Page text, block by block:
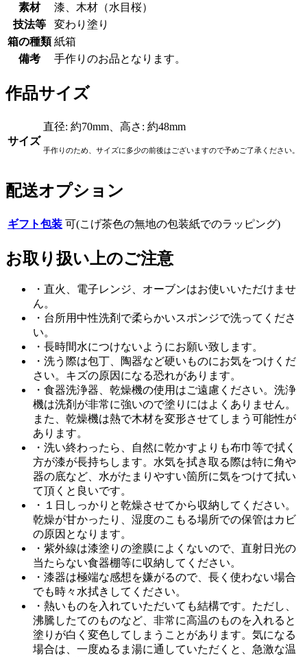
素材
漆、木材（水目桜）
技法等
変わり塗り
箱の種類 紙箱
備考
手作りのお品となります。
作品サイズ
サイズ
直径: 約70mm、高さ: 約48mm
手作りのため、サイズに多少の前後はございますので予めご了承ください。
配送オプション
ギフト包装 可(こげ茶色の無地の包装紙でのラッピング)
お取り扱い上のご注意
・直火、電子レンジ、オーブンはお使いいただけませ
ん。
・台所用中性洗剤で柔らかいスポンジで洗ってくださ
い。
・長時間水につけないようにお願い致します。
・洗う際は包丁、陶器など硬いものにお気をつけくだ
さい。キズの原因になる恐れがあります。
・食器洗浄器、乾燥機の使用はご遠慮ください。洗浄
機は洗剤が非常に強いので塗りにはよくありません。
また、乾燥機は熱で木材を変形させてしまう可能性が
あります。
・洗い終わったら、自然に乾かすよりも布巾等で拭く
方が漆が長持ちします。水気を拭き取る際は特に角や
器の底など、水がたまりやすい箇所に気をつけて拭い
て頂くと良いです。
・１日しっかりと乾燥させてから収納してください。
乾燥が甘かったり、湿度のこもる場所での保管はカビ
の原因となります。
・紫外線は漆塗りの塗膜によくないので、直射日光の
当たらない食器棚等に収納してください。
・漆器は極端な感想を嫌がるので、長く使わない場合
でも時々水拭きしてください。
・熱いものを入れていただいても結構です。ただし、
沸騰したてのものなど、非常に高温のものを入れると
塗りが白く変色してしまうことがあります。気になる
場合は、一度ぬるま湯に通していただくと、急激な温